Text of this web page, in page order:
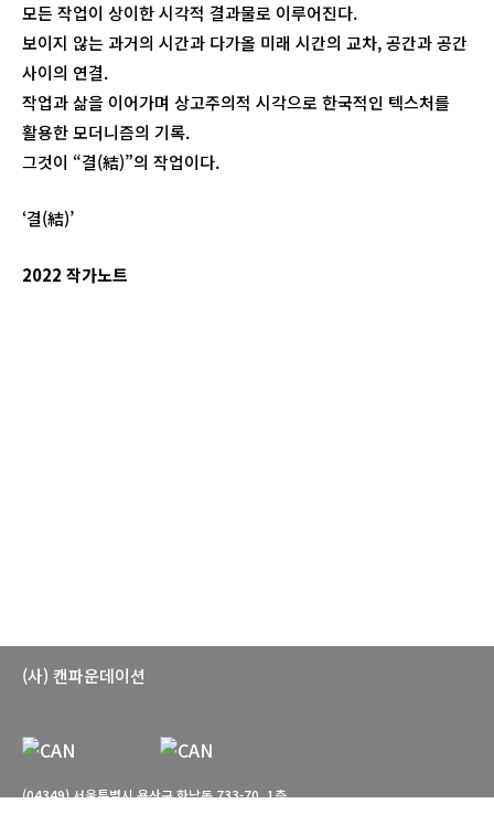
모든 작업이 상이한 시각적 결과물로 이루어진다.
보이지 않는 과거의 시간과 다가올 미래 시간의 교차, 공간과 공간
사이의 연결.
작업과 삶을 이어가며 상고주의적 시각으로 한국적인 텍스처를
활용한 모더니즘의 기록.
그것이 “결(結)”의 작업이다.
‘결(結)’
2022 작가노트
(사) 캔파운데이션
(04349) 서울특별시 용산구 한남동 733-70, 1층